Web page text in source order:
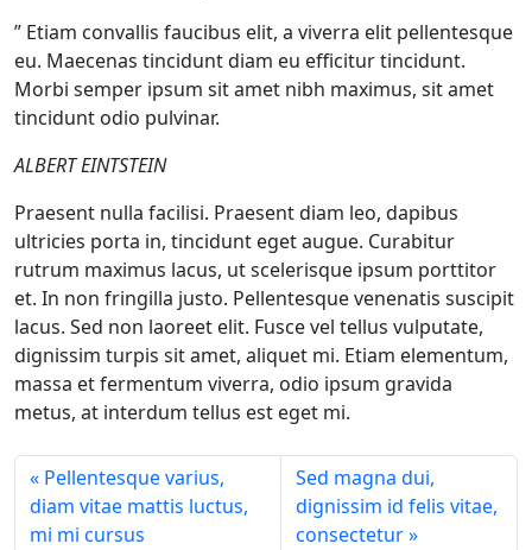
” Etiam convallis faucibus elit, a viverra elit pellentesque
eu. Maecenas tincidunt diam eu efficitur tincidunt.
Morbi semper ipsum sit amet nibh maximus, sit amet
tincidunt odio pulvinar.
ALBERT EINTSTEIN
Praesent nulla facilisi. Praesent diam leo, dapibus
ultricies porta in, tincidunt eget augue. Curabitur
rutrum maximus lacus, ut scelerisque ipsum porttitor
et. In non fringilla justo. Pellentesque venenatis suscipit
lacus. Sed non laoreet elit. Fusce vel tellus vulputate,
dignissim turpis sit amet, aliquet mi. Etiam elementum,
massa et fermentum viverra, odio ipsum gravida
metus, at interdum tellus est eget mi.
Pellentesque varius,
diam vitae mattis luctus,
mi mi cursus
Sed magna dui,
dignissim id felis vitae,
consectetur